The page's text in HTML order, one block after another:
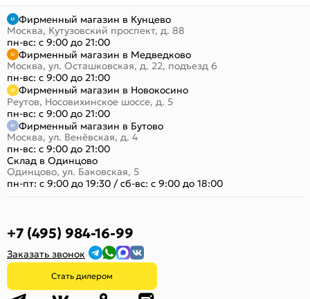
Фирменный магазин в Кунцево
Москва, Кутузовский проспект, д. 88
пн-вс: с 9:00 до 21:00
Фирменный магазин в Медведково
Москва, ул. Осташковская, д. 22, подъезд 6
пн-вс: с 9:00 до 21:00
Фирменный магазин в Новокосино
Реутов, Носовихинское шоссе, д. 5
пн-вс: с 9:00 до 21:00
Фирменный магазин в Бутово
Москва, ул. Венёвская, д. 4
пн-вс: с 9:00 до 21:00
Склад в Одинцово
Одинцово, ул. Баковская, 5
пн-пт: с 9:00 до 19:30 /сб-вс: с 9:00 до 18:00
+7 (495) 984-16-99
Заказать звонок
Стать дилером